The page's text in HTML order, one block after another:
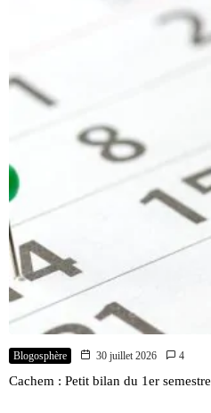
Blogosphère 30 juillet 2026 4
Cachem : Petit bilan du 1er semestre